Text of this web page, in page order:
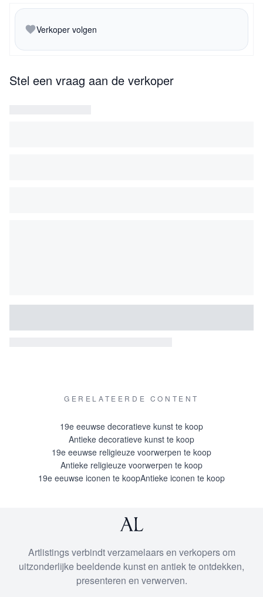
Verkoper volgen
Stel een vraag aan de verkoper
GERELATEERDE CONTENT
19e eeuwse decoratieve kunst te koop
Antieke decoratieve kunst te koop
19e eeuwse religieuze voorwerpen te koop
Antieke religieuze voorwerpen te koop
19e eeuwse iconen te koopAntieke iconen te koop
Artlistings verbindt verzamelaars en verkopers om
uitzonderlijke beeldende kunst en antiek te ontdekken,
presenteren en verwerven.